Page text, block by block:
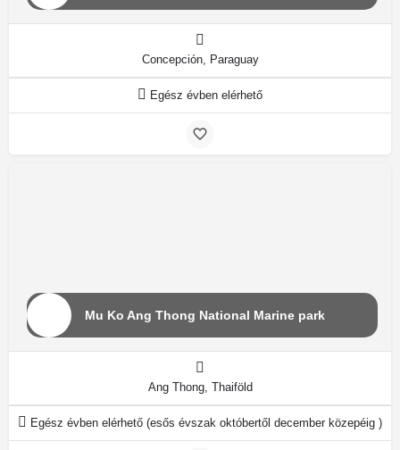
Concepción, Paraguay
Egész évben elérhető
Mu Ko Ang Thong National Marine park
Ang Thong, Thaiföld
Egész évben elérhető (esős évszak októbertől december közepéig )